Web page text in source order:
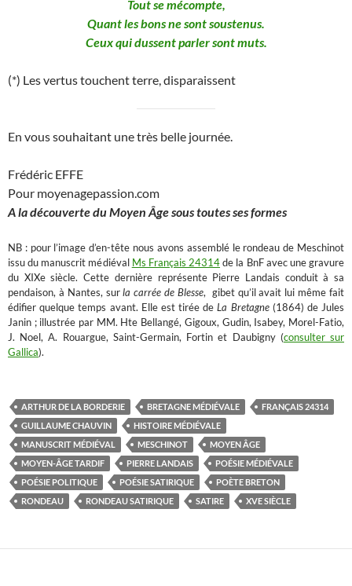
Tout se mécompte,
Quant les bons ne sont soustenus.
Ceux qui dussent parler sont muts.
(*) Les vertus touchent terre, disparaissent
En vous souhaitant une très belle journée.
Frédéric EFFE
Pour moyenagepassion.com
A la découverte du Moyen Âge sous toutes ses formes
NB : pour l’image d’en-tête nous avons assemblé le rondeau de Meschinot
issu du manuscrit médiéval Ms Français 24314de la BnF avec une gravure
du XIXe siècle. Cette dernière représente Pierre Landais conduit à sa
pendaison, à Nantes, surla carrée de Blesse, gibet qu’il avait lui même fait
édifier quelque temps avant. Elle est tirée deLa Bretagne (1864) de Jules
Janin ; illustrée par MM. Hte Bellangé, Gigoux, Gudin, Isabey, Morel-Fatio,
J. Noel, A. Rouargue, Saint-Germain, Fortin et Daubigny (consulter sur
Gallica).
ARTHUR DE LA BORDERIE BRETAGNE MÉDIÉVALE
FRANÇAIS 24314
GUILLAUME CHAUVIN
HISTOIRE MÉDIÉVALE
MANUSCRIT MÉDIÉVAL
MESCHINOT
MOYEN ÂGE
MOYEN-ÂGE TARDIF
PIERRE LANDAIS
POÉSIE MÉDIÉVALE
POÉSIE POLITIQUE
POÉSIE SATIRIQUE
POÈTE BRETON
RONDEAU
RONDEAU SATIRIQUE SATIRE XVE SIÈCLE